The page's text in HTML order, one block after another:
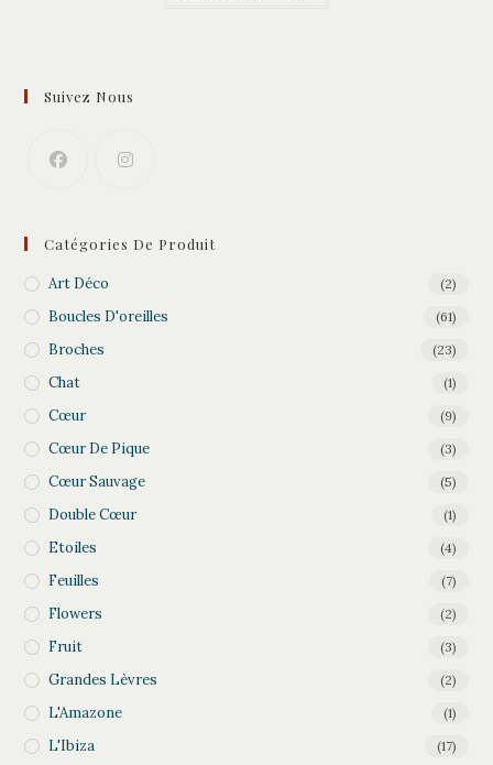
Suivez Nous
Catégories De Produit
Art Déco (2)
Boucles D'oreilles (61)
Broches (23)
Chat (1)
Cœur (9)
Cœur De Pique (3)
Cœur Sauvage (5)
Double Cœur (1)
Etoiles (4)
Feuilles (7)
Flowers (2)
Fruit (3)
Grandes Lèvres (2)
L'Amazone (1)
L'Ibiza (17)